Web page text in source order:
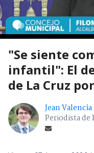
"Se siente
infantil": El
de La Cruz
Jean Valencia
Periodista de